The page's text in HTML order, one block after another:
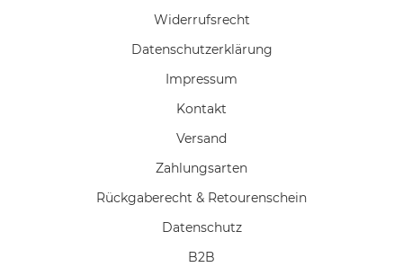
Widerrufs­recht
Daten­schutz­erklärung
Impressum
Kontakt
Versand
Zahlungsarten
Rückgaberecht & Retourenschein
Datenschutz
B2B